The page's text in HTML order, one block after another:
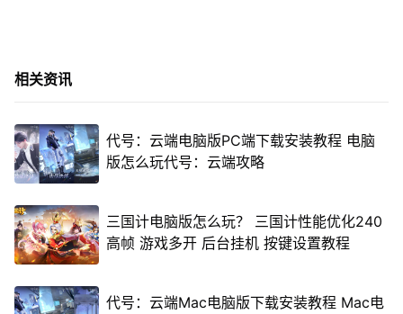
相关资讯
代号：云端电脑版PC端下载安装教程 电脑
版怎么玩代号：云端攻略
三国计电脑版怎么玩？ 三国计性能优化240
高帧 游戏多开 后台挂机 按键设置教程
代号：云端Mac电脑版下载安装教程 Mac电